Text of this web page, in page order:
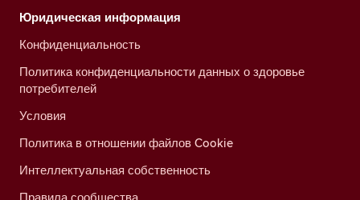
Юридическая информация
Конфиденциальность
Политика конфиденциальности данных о здоровье
потребителей
Условия
Политика в отношении файлов Cookie
Интеллектуальная собственность